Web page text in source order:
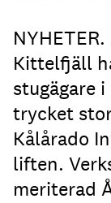
Kittelfjäll
stugägare
trycket
Kålårado
liften.
meriterad